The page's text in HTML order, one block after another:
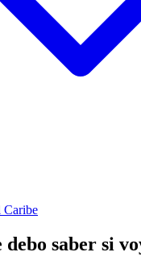
Caribe
debo saber si